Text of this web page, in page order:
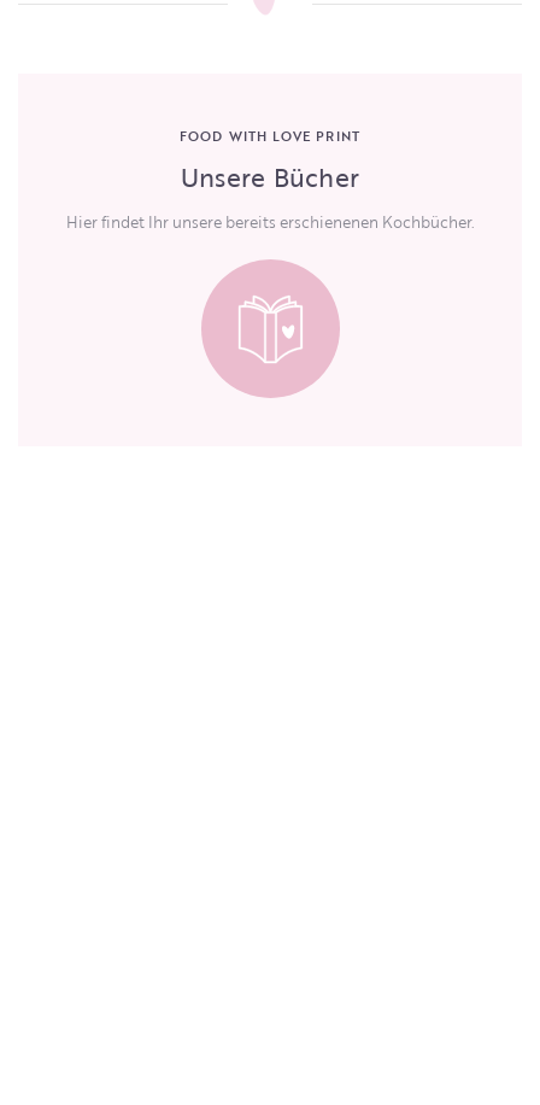
FOOD WITH LOVE PRINT
Unsere Bücher
Hier findet Ihr unsere bereits erschienenen Kochbücher.